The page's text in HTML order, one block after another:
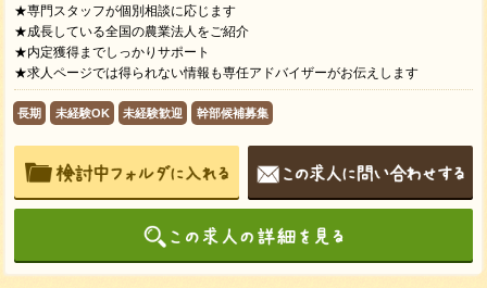
★専門スタッフが個別相談に応じます
★成長している全国の農業法人をご紹介
★内定獲得までしっかりサポート
★求人ページでは得られない情報も専任アドバイザーがお伝えします
長期 未経験OK 未経験歓迎 幹部候補募集